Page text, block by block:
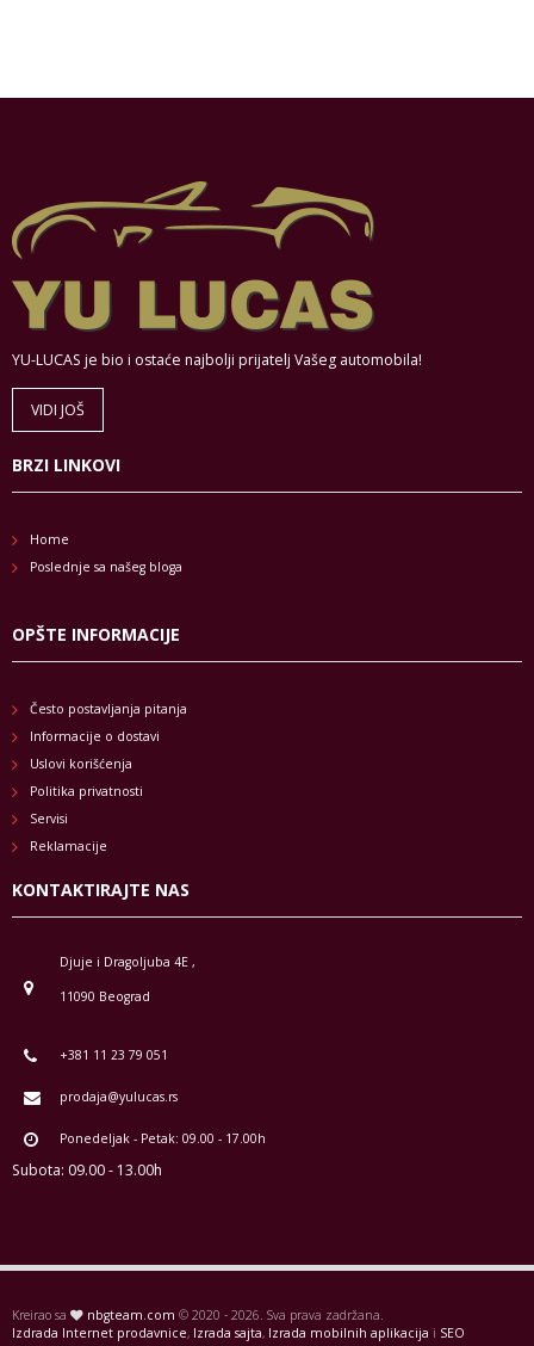
YU-LUCAS je bio i ostaće najbolji prijatelj Vašeg automobila!
VIDI JOŠ
BRZI LINKOVI
Home
Poslednje sa našeg bloga
OPŠTE INFORMACIJE
Često postavljanja pitanja
Informacije o dostavi
Uslovi korišćenja
Politika privatnosti
Servisi
Reklamacije
KONTAKTIRAJTE NAS
Djuje i Dragoljuba 4E ,
11090 Beograd
+381 11 23 79 051
prodaja@yulucas.rs
Ponedeljak - Petak: 09.00 - 17.00h
Subota: 09.00 - 13.00h
Kreirao sa nbgteam.com © 2020 - 2026. Sva prava zadržana.
Izdrada Internet prodavnice, Izrada sajta, Izrada mobilnih aplikacija i SEO